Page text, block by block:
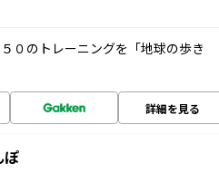
０のトレーニングを「地球の歩き
詳細を見る